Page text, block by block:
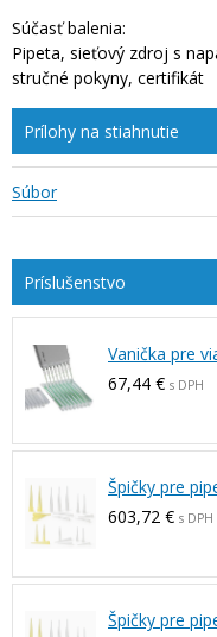
Súčasť balenia:
Pipeta, sieťový zdroj s
stručné pokyny, certifikát
Prílohy na stiahnutie
Súbor
Vanička pre
67,44 € s DPH
Špičky pre
603,72 € s DPH
Špičky pre